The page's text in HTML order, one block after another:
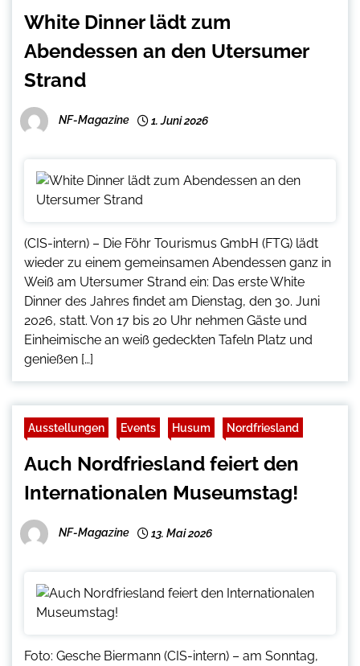
White Dinner lädt zum
Abendessen an den Utersumer
Strand
NF-Magazine 1. Juni 2026
(CIS-intern) – Die Föhr Tourismus GmbH (FTG) lädt
wieder zu einem gemeinsamen Abendessen ganz in
Weiß am Utersumer Strand ein: Das erste White
Dinner des Jahres findet am Dienstag, den 30. Juni
2026, statt. Von 17 bis 20 Uhr nehmen Gäste und
Einheimische an weiß gedeckten Tafeln Platz und
genießen […]
Ausstellungen Events Husum Nordfriesland
Auch Nordfriesland feiert den
Internationalen Museumstag!
NF-Magazine 13. Mai 2026
Foto: Gesche Biermann (CIS-intern) – am Sonntag,